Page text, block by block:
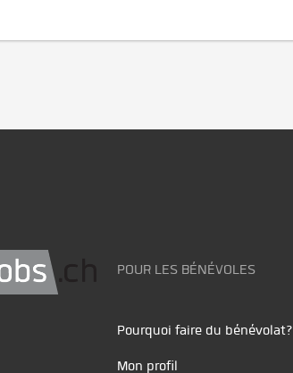
POUR LES BÉNÉVOLES
Pourquoi faire du bénévolat?
Mon profil